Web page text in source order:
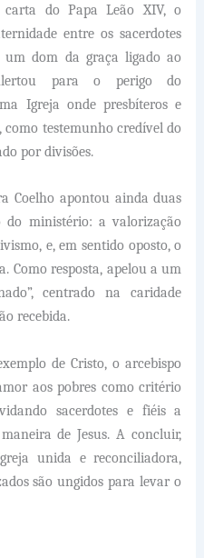
carta do Papa Leão XIV, o
entre os sacerdotes
dom da graça ligado ao
para o perigo do
Igreja onde presbíteros e
testemunho credível do
por divisões.
Coelho apontou ainda duas
do ministério: a valorização
e, em sentido oposto, o
Como resposta, apelou a um
centrado na caridade
recebida.
de Cristo, o arcebispo
aos pobres como critério
sacerdotes e fiéis a
de Jesus. A concluir,
unida e reconciliadora,
são ungidos para levar o